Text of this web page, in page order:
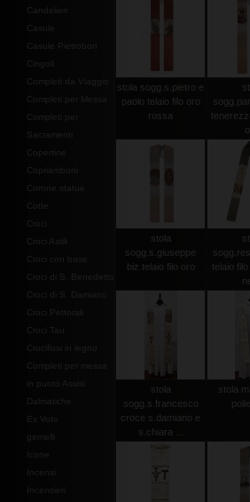
Candelieri
Casule
Casule Pietrobon
Cingoli
Completi da Viaggio
Completi per Messa
Completi per
Sacramenti
Copertine
Copriamboni
Corone statue
Cotte
Croci
Croci Astili
Croci con base
Croci di S. Benedetto
Croci di S. Damiano
Croci Pettorali
Croci Tau
Crocifissi in legno
Completi per messa
in punto Assisi
Dalmatiche
Ex Voto
gemelli
stola sogg.s.pietro e
paolo telaio filo oro
rossa
stola
sogg.s.giuseppe
biz.telaio filo oro
telaio
stola
sogg.s.francesco
croce s.damiano e
s.chiara ...
stola